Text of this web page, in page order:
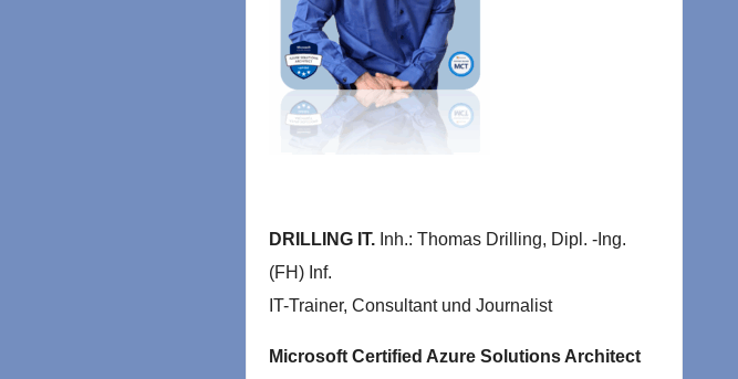
DRILLING IT. Inh.: Thomas Drilling, Dipl. -Ing.
(FH) Inf.
IT-Trainer, Consultant und Journalist
Microsoft Certified Azure Solutions Architect